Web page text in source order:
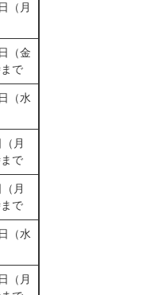
（月
（金
で
（水
月
で
月
で
（水
（月